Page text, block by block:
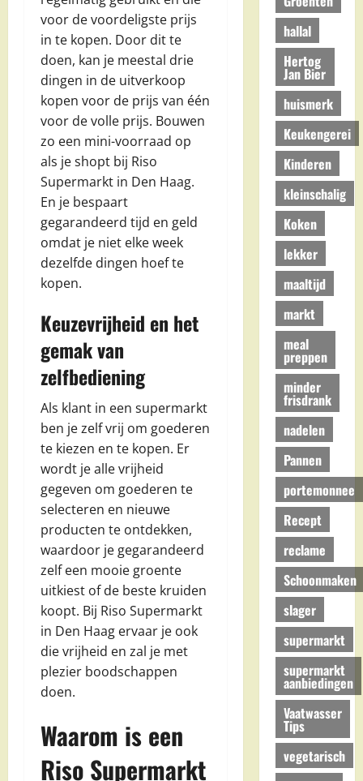
voor de voordeligste prijs
in te kopen. Door dit te
doen, kan je meestal drie
dingen in de uitverkoop
kopen voor de prijs van één
voor de volle prijs. Bouwen
zo een mini-voorraad op
als je shopt bij Riso
Supermarkt in Den Haag.
En je bespaart
gegarandeerd tijd en geld
omdat je niet elke week
dezelfde dingen hoef te
kopen.
Keuzevrijheid en het
gemak van
zelfbediening
Als klant in een supermarkt
ben je zelf vrij om goederen
te kiezen en te kopen. Er
wordt je alle vrijheid
gegeven om goederen te
selecteren en nieuwe
producten te ontdekken,
waardoor je gegarandeerd
zelf een mooie groente
uitkiest of de beste kruiden
koopt. Bij Riso Supermarkt
in Den Haag ervaar je ook
die vrijheid en zal je met
plezier boodschappen
doen.
Waarom is een
Riso Supermarkt
hallal
Hertog
Jan Bier
huismerk
Keukengerei
Kinderen
kleinschalig
Koken
lekker
maaltijd
markt
meal
preppen
minder
frisdrank
nadelen
Pannen
portemonnee
Recept
reclame
Schoonmaken
slager
supermarkt
supermarkt
aanbiedingen
Vaatwasser
Tips
vegetarisch